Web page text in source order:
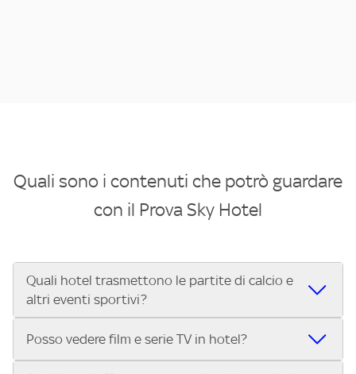
Quali sono i contenuti che potrò guardare
con il Prova Sky Hotel
Quali hotel trasmettono le partite di calcio e
altri eventi sportivi?
Se cerchi un hotel dove poter vedere le partite di Serie A,
Posso vedere film e serie TV in hotel?